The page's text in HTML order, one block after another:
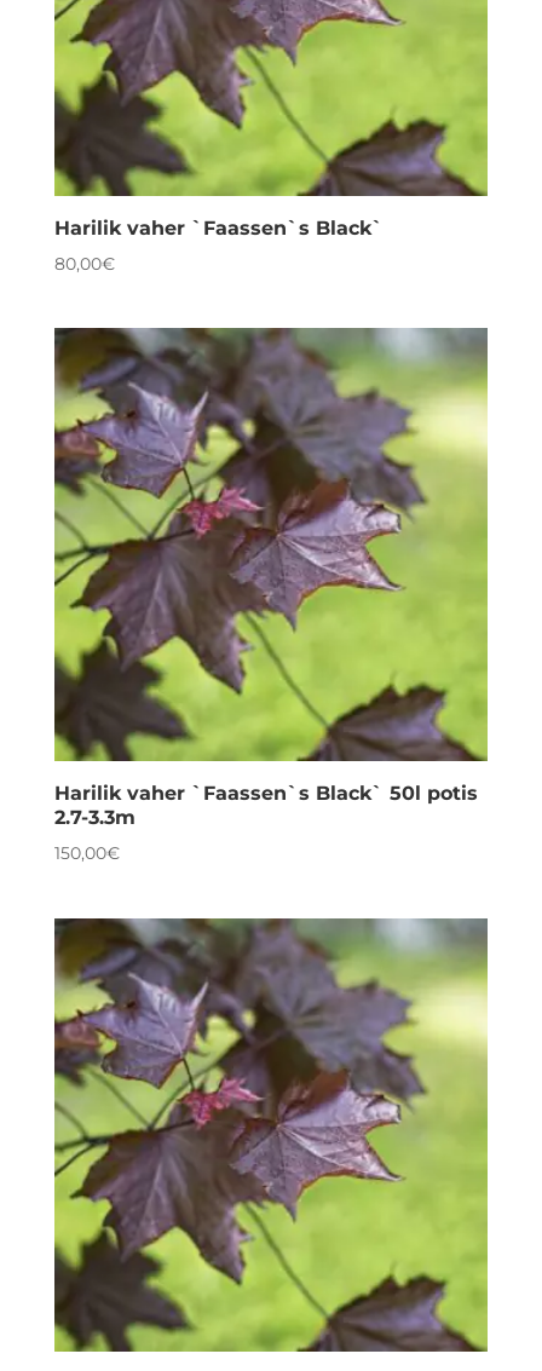
Harilik vaher `Faassen`s Black`
80,00€
Harilik vaher `Faassen`s Black` 50l potis
2.7-3.3m
150,00€